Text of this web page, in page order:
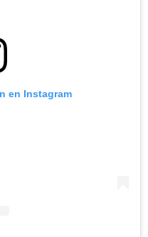
en Instagram